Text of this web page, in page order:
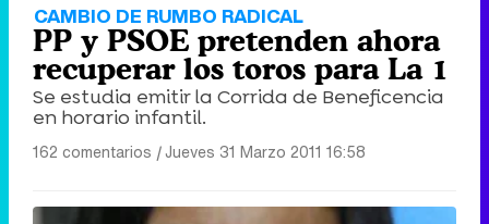
CAMBIO DE RUMBO RADICAL
PP y PSOE pretenden ahora
recuperar los toros para La 1
Se estudia emitir la Corrida de Beneficencia
en horario infantil.
162 comentarios |Jueves 31 Marzo 2011 16:58